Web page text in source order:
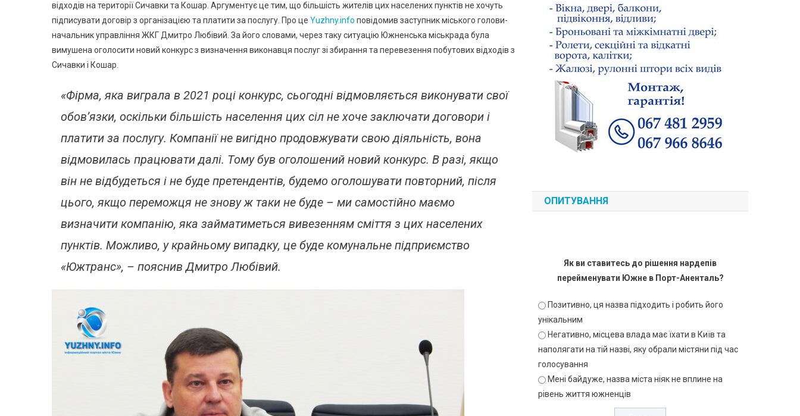
Відмовилась
Вивозити
Сміття
З
Кошар:
Оголошено
Новий
відходів на території Сичавки та Кошар. Аргументує це тим, що більшість жителів цих населених пунктів не хочуть
підписувати договір з організацією та платити за послугу. Про це Yuzhny.info повідомив заступник міського голови-
начальник управління ЖКГ Дмитро Любівий. За його словами, через таку ситуацію Южненська міськрада була
вимушена оголосити новий конкурс з визначення виконавця послуг зі збирання та перевезення побутових відходів з
Сичавки і Кошар.
«Фірма, яка виграла в 2021 році конкурс, сьогодні відмовляється виконувати свої
обов’язки, оскільки більшість населення цих сіл не хоче заключати договори і
платити за послугу. Компанії не вигідно продовжувати свою діяльність, вона
відмовилась працювати далі. Тому був оголошений новий конкурс. В разі, якщо
він не відбудеться і не буде претендентів, будемо оголошувати повторний, після
цього, якщо переможця не знову ж таки не буде – ми самостійно маємо
визначити компанію, яка займатиметься вивезенням сміття з цих населених
пунктів. Можливо, у крайньому випадку, це буде комунальне підприємство
«Южтранс», – пояснив Дмитро Любівий.
ОПИТУВАННЯ
Як ви ставитесь до рішення нардепів
перейменувати Южне в Порт-Аненталь?
Позитивно, ця назва підходить і робить його
унікальним
Негативно, місцева влада має їхати в Київ та
наполягати на тій назві, яку обрали містяни під час
голосування
Мені байдуже, назва міста ніяк не вплине на
рівень життя южненців